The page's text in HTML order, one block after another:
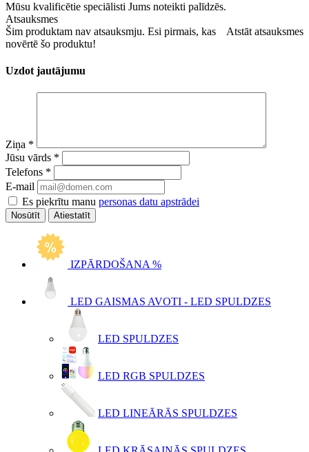
Mūsu kvalificētie speciālisti Jums noteikti palīdzēs.
Atsauksmes
Atstāt atsauksmes
Šim produktam nav atsauksmju. Esi pirmais, kas
novērtē šo produktu!
Uzdot jautājumu
Ziņa *
Jūsu vārds *
Telefons *
E-mail
Es piekrītu manu personas datu apstrādei
Atiestatīt
IZPĀRDOŠANA %
LED GAISMAS AVOTI - LED SPULDZES
LED SPULDZES
LED RGB SPULDZES
LED LINEĀRĀS SPULDZES